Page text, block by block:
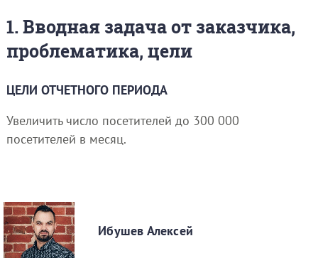
1. Вводная задача от заказчика,
проблематика, цели
ЦЕЛИ ОТЧЕТНОГО ПЕРИОДА
Увеличить число посетителей до 300 000
посетителей в месяц.
Ибушев Алексей